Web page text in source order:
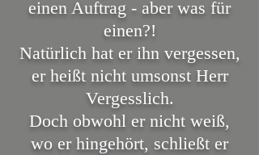
einen Auftrag - aber was für
einen?!
Natürlich hat er ihn vergessen,
er heißt nicht umsonst Herr
Vergesslich.
Doch obwohl er nicht weiß,
wo er hingehört, schließt er